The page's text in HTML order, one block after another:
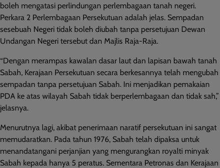
boleh mengatasi perlindungan perlembagaan tanah negeri.
Perkara 2 Perlembagaan Persekutuan adalah jelas. Sempadan
sesebuah Negeri tidak boleh diubah tanpa persetujuan Dewan
Undangan Negeri tersebut dan Majlis Raja-Raja.
“Dengan merampas kawalan dasar laut dan lapisan bawah tanah
Sabah, Kerajaan Persekutuan secara berkesannya telah mengubah
sempadan tanpa persetujuan Sabah. Ini menjadikan pemakaian
PDA ke atas wilayah Sabah tidak berperlembagaan dan tidak sah,”
jelasnya.
Menurutnya lagi, akibat penerimaan naratif persekutuan ini sangat
memudaratkan. Pada tahun 1976, Sabah telah dipaksa untuk
menandatangani perjanjian yang mengurangkan royalti minyak
Sabah kepada hanya 5 peratus. Sementara Petronas dan Kerajaan